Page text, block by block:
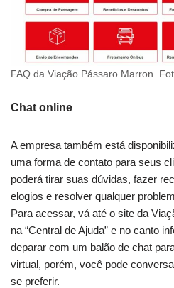
FAQ da Viação Pássaro Marron.
Chat online
A empresa também está
uma forma de contato para seus
poderá tirar suas dúvidas, fazer
elogios e resolver qualquer
Para acessar, vá até o site da
na “Central de Ajuda” e no canto
deparar com um balão de chat
virtual, porém, você pode
se preferir.